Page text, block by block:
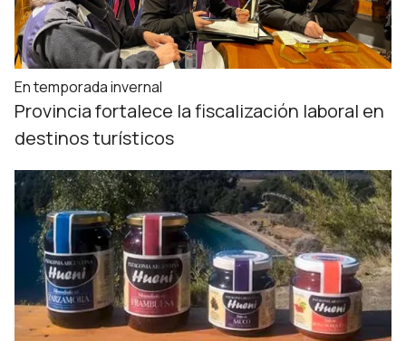
En temporada invernal
Provincia fortalece la fiscalización laboral en
destinos turísticos